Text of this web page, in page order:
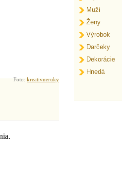
Foto: kreativneruky
Muži
Ženy
Výrobok
Darčeky
Dekorácie
Hnedá